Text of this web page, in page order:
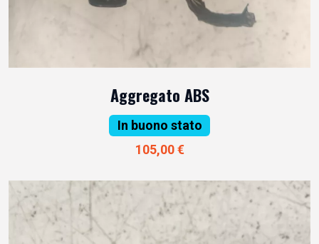
Aggregato ABS
In buono stato
105,00 €